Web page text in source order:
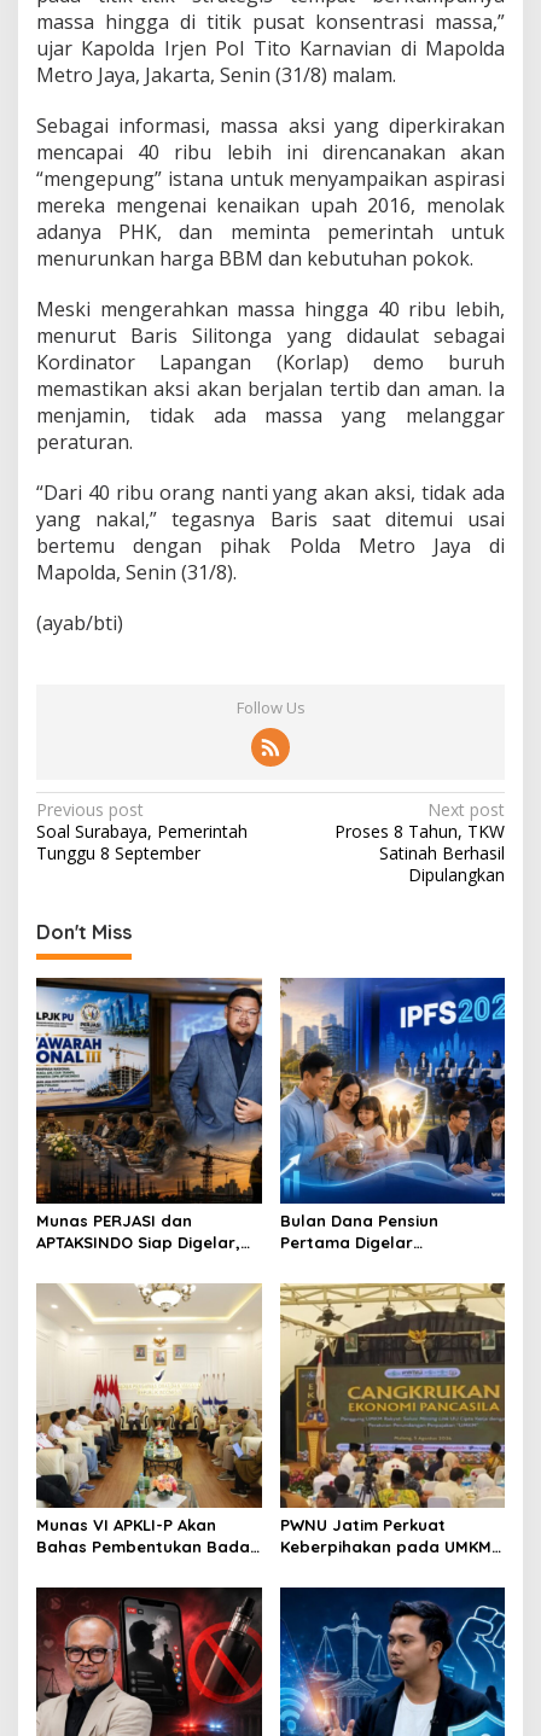
k
t
B
u
h
J
a
m
i
n
a
k
N
a
k
a
massa hingga di titik pusat konsentrasi massa,”
ujar Kapolda Irjen Pol Tito Karnavian di Mapolda
Metro Jaya, Jakarta, Senin (31/8) malam.
Sebagai informasi, massa aksi yang diperkirakan
mencapai 40 ribu lebih ini direncanakan akan
“mengepung” istana untuk menyampaikan aspirasi
mereka mengenai kenaikan upah 2016, menolak
adanya PHK, dan meminta pemerintah untuk
menurunkan harga BBM dan kebutuhan pokok.
Meski mengerahkan massa hingga 40 ribu lebih,
menurut Baris Silitonga yang didaulat sebagai
Kordinator Lapangan (Korlap) demo buruh
memastikan aksi akan berjalan tertib dan aman. Ia
menjamin, tidak ada massa yang melanggar
peraturan.
“Dari 40 ribu orang nanti yang akan aksi, tidak ada
yang nakal,” tegasnya Baris saat ditemui usai
bertemu dengan pihak Polda Metro Jaya di
Mapolda, Senin (31/8).
(ayab/bti)
Follow Us
P
o
t
n
a
v
i
g
a
t
i
o
n
Previous post
Soal Surabaya, Pemerintah
Tunggu 8 September
Next post
Proses 8 Tahun, TKW
Satinah Berhasil
Dipulangkan
Don't Miss
Munas PERJASI dan
APTAKSINDO Siap Digelar,
Revisi AD/ART
Bulan Dana Pensiun
Pertama Digelar
Perkuat Ekosistem Pensiun
Berkelanjutan
Munas VI APKLI-P Akan
Bahas Pembentukan Badan
Dinilai Penting Hadapi
Bonus Demografi
PWNU Jatim Perkuat
Keberpihakan pada UMKM